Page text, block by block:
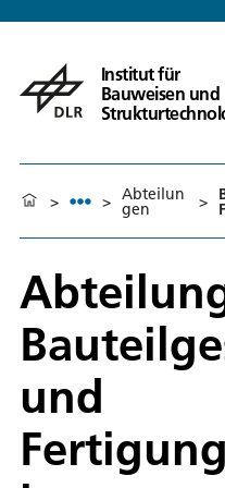
Institut für
Bauweisen und
> > Abteilun
gen >
und